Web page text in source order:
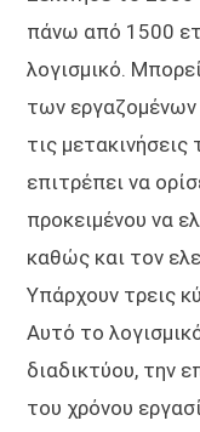
πάνω από 1500
λογισμικό.
των εργαζομένων
τις
επιτρέπει να
προκειμένου να
καθώς και τον
Υπάρχουν τρεις
Αυτό το
διαδικτύου, την
του χρόνου